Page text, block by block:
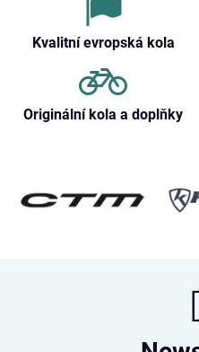
Kvalitní evropská kola
Originální kola a doplňky